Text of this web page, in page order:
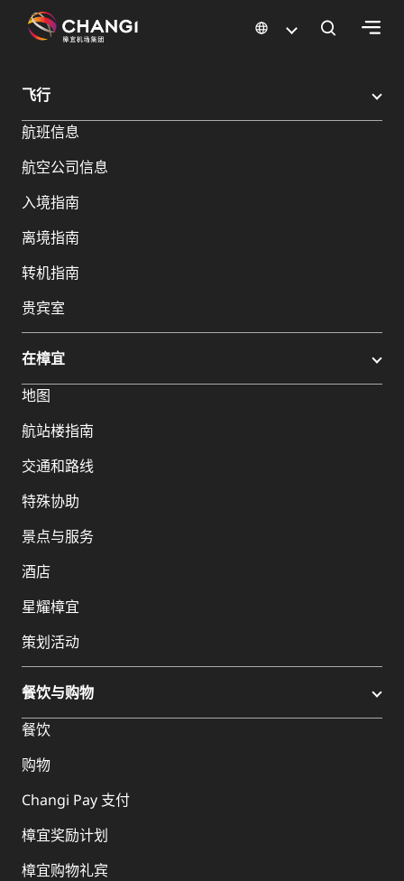
有
宜
网
选
语
言:
樟宜机场 樟宜机场餐饮与购物 樟宜机场购物指南 购物详情
飞行
航班信息
航空公司信息
入境指南
离境指南
转机指南
贵宾室
在樟宜
地图
航站楼指南
交通和路线
特殊协助
景点与服务
酒店
星耀樟宜
策划活动
餐饮与购物
餐饮
购物
Changi Pay 支付
樟宜奖励计划
樟宜购物礼宾